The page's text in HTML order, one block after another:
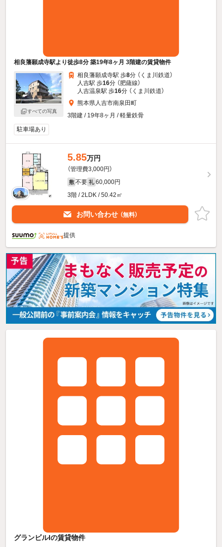
相良藩願成寺駅より徒歩8分 築19年8ヶ月 3階建の賃貸物件
すべての写真
相良藩願成寺駅 歩8分 （くま川鉄道）
人吉駅 歩16分 （肥薩線）
人吉温泉駅 歩16分 （くま川鉄道）
熊本県人吉市南泉田町
3階建 / 19年8ヶ月 / 軽量鉄骨
駐車場あり
5.85万円
（管理費3,000円）
敷 不要 礼 60,000円
3階 / 2LDK / 50.42㎡
お問い合わせ （無料）
提供
グランビルIの賃貸物件